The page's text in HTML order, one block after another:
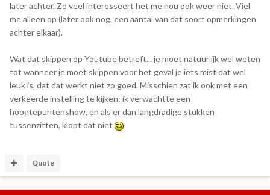
later achter. Zo veel interesseert het me nou ook weer niet. Viel
me alleen op (later ook nog, een aantal van dat soort opmerkingen
achter elkaar).
Wat dat skippen op Youtube betreft... je moet natuurlijk wel weten
tot wanneer je moet skippen voor het geval je iets mist dat wel
leuk is, dat dat werkt niet zo goed. Misschien zat ik ook met een
verkeerde instelling te kijken: ik verwachtte een
hoogtepuntenshow, en als er dan langdradige stukken
tussenzitten, klopt dat niet
Quote